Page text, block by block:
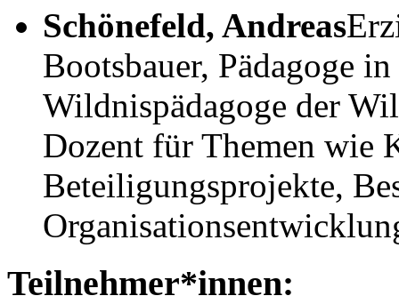
Schönefeld, Andreas
Bootsbauer, Pädagoge
Wildnispädagoge der
Dozent für Themen wie
Beteiligungsprojekte,
Teilnehmer*innen: